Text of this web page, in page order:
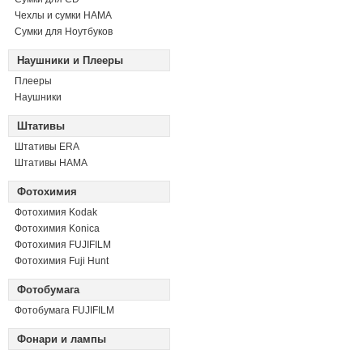
Чехлы и сумки HAMA
Сумки для Ноутбуков
Наушники и Плееры
Плееры
Наушники
Штативы
Штативы ERA
Штативы HAMA
Фотохимия
Фотохимия Kodak
Фотохимия Konica
Фотохимия FUJIFILM
Фотохимия Fuji Hunt
Фотобумага
Фотобумага FUJIFILM
Фонари и лампы